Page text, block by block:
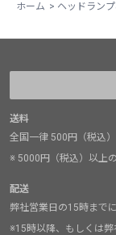
ホーム > ヘッドラン
送料
全国一律 500円（税込）
※ 5000円（税込）以上
配送
弊社営業日の15時まで
※15時以降、もしくは弊